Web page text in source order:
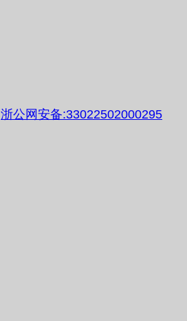
浙公网安备:33022502000295